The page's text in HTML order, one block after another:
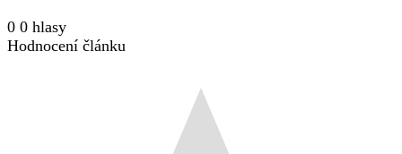
0 0 hlasy
Hodnocení článku